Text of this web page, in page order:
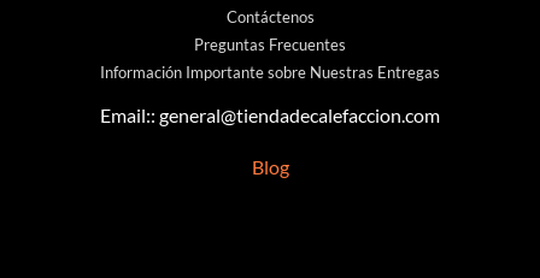
Contáctenos
Preguntas Frecuentes
Información Importante sobre Nuestras Entregas
Email:: general@tiendadecalefaccion.com
Blog